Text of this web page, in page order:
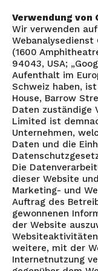
Verwendung von
Wir verwenden
Webanalysedienst
(1600
94043, USA;
Aufenthalt im
Schweiz haben,
House, Barrow
Daten zuständige
Limited ist
Unternehmen,
Daten und die
Die
dieser Website
Marketing- und
Auftrag des
gewonnenen
der Website
weitere, mit der
Internetnutzung